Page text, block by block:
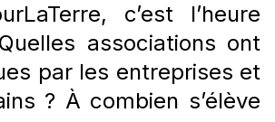
c’est l’heure
associations ont
par les entreprises et
? À combien s’élève